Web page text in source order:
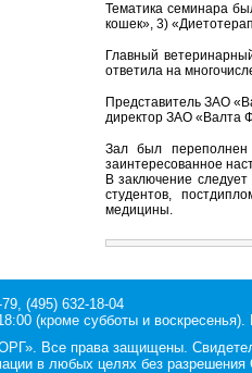
Тематика семинара
кошек», 3)
Главный
ответила на
Представитель ЗАО
директор ЗАО «Валта
Зал был переполнен
заинтересованное
В заключение
студентов,
медицины.
(495) 632-18-04
(кроме субботы и
Все права защищены.
в любых целях без